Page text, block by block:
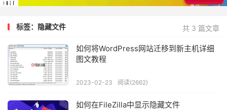
共 3 篇文章
标签：隐藏文件
如何将WordPress网站迁移到新主机详细
图文教程
2023-02-23 阅读(2662)
如何在FileZilla中显示隐藏文件